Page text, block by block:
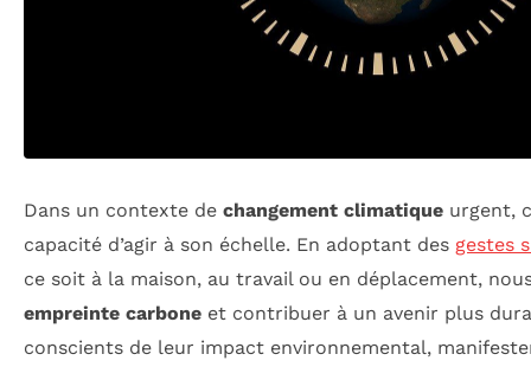
Dans un contexte de changement climatique urgent,
capacité d’agir à son échelle. En adoptant des gestes
ce soit à la maison, au travail ou en déplacement,
empreinte carbone et contribuer à un avenir plus
conscients de leur impact environnemental,